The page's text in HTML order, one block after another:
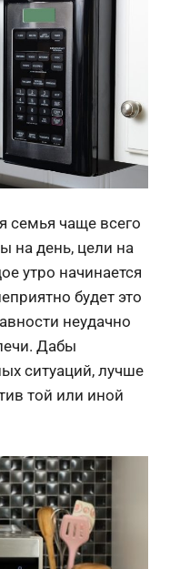
семья чаще всего
на день, цели на
утро начинается
будет это
неудачно
Дабы
ситуаций, лучше
той или иной